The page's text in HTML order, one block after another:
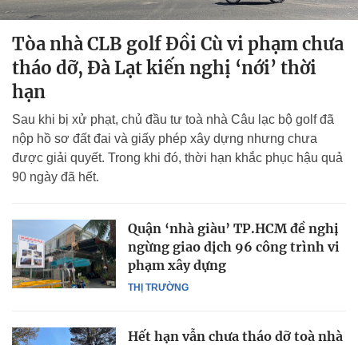
Tòa nhà CLB golf Đồi Cù vi phạm chưa
tháo dỡ, Đà Lạt kiến nghị ‘nới’ thời
hạn
Sau khi bị xử phạt, chủ đầu tư toà nhà Câu lạc bộ golf đã
nộp hồ sơ đất đai và giấy phép xây dựng nhưng chưa
được giải quyết. Trong khi đó, thời hạn khắc phục hậu quả
90 ngày đã hết.
THỊ TRƯỜNG
Quận ‘nhà giàu’ TP.HCM đề nghị
ngừng giao dịch 96 công trình vi
phạm xây dựng
Hết hạn vẫn chưa tháo dỡ toà nhà